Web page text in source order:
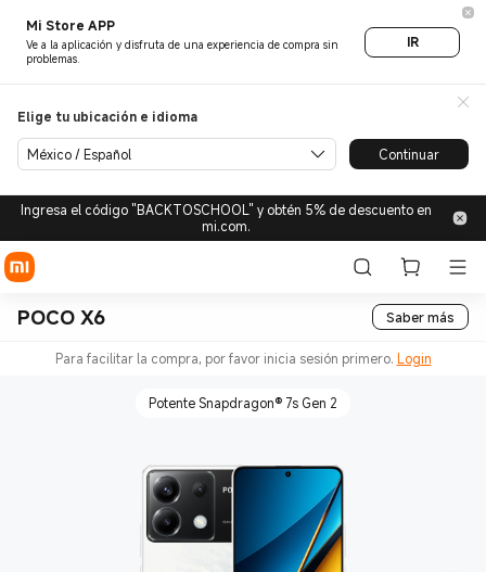
Mi Store APP
Ve a la aplicación y disfruta de una experiencia de compra sin
problemas.
IR
Elige tu ubicación e idioma
México / Español Continuar
Ingresa el código "BACKTOSCHOOL" y obtén 5% de descuento en
mi.com.
POCO X6 Saber más
Para facilitar la compra, por favor inicia sesión primero. Login
Potente Snapdragon® 7s Gen 2